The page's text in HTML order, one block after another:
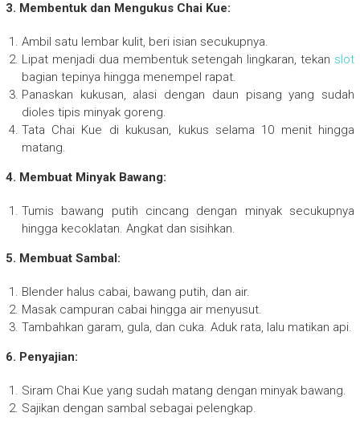
3. Membentuk dan Mengukus Chai Kue:
Ambil satu lembar kulit, beri isian secukupnya.
Lipat menjadi dua membentuk setengah lingkaran, tekan slot
bagian tepinya hingga menempel rapat.
Panaskan kukusan, alasi dengan daun pisang yang sudah
dioles tipis minyak goreng.
Tata Chai Kue di kukusan, kukus selama 10 menit hingga
matang.
4. Membuat Minyak Bawang:
Tumis bawang putih cincang dengan minyak secukupnya
hingga kecoklatan. Angkat dan sisihkan.
5. Membuat Sambal:
Blender halus cabai, bawang putih, dan air.
Masak campuran cabai hingga air menyusut.
Tambahkan garam, gula, dan cuka. Aduk rata, lalu matikan api.
6. Penyajian:
Siram Chai Kue yang sudah matang dengan minyak bawang.
Sajikan dengan sambal sebagai pelengkap.